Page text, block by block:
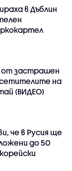
в Дъблин
от застрашен
на
(ВИДЕО)
че в Русия ще
до 50